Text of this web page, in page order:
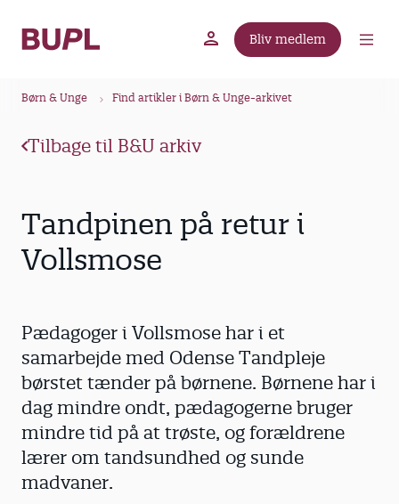
Bliv medlem
Børn & Unge Find artikler i Børn & Unge-arkivet
Tilbage til B&U arkiv
Tandpinen på retur i
Vollsmose
Pædagoger i Vollsmose har i et
samarbejde med Odense Tandpleje
børstet tænder på børnene. Børnene har i
dag mindre ondt, pædagogerne bruger
mindre tid på at trøste, og forældrene
lærer om tandsundhed og sunde
madvaner.